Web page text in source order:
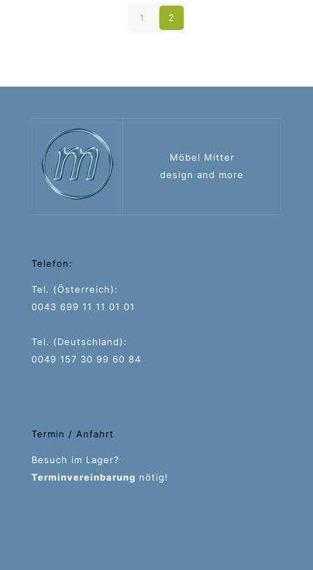
1 2
Möbel Mitter
design and more
Telefon:
Tel. (Österreich):
0043 699 11 11 01 01
Tel. (Deutschland):
0049 157 30 99 60 84
Termin / Anfahrt
Besuch im Lager?
Terminvereinbarung nötig!